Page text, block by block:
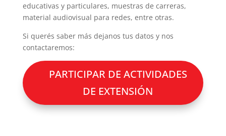
educativas y particulares, muestras de carreras,
material audiovisual para redes, entre otras.
Si querés saber más dejanos tus datos y nos
contactaremos:
PARTICIPAR DE ACTIVIDADES
DE EXTENSIÓN